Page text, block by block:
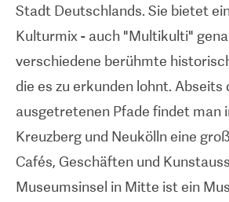
wie FUE (Follicular Unit
hat Dr. Tsounis mehr als 10.000
durchgefÃ¼hrt. My Perfect Hair
befindet sich im Herzen der
Berlin und ist leicht an die
Hauptbahnhof der Stadt
Stadt Deutschlands. Sie bietet
Kulturmix - auch "Multikulti"
verschiedene berühmte
die es zu erkunden lohnt. Abseits
ausgetretenen Pfade findet man
Kreuzberg und Neukölln eine
Cafés, Geschäften und
Museumsinsel in Mitte ist ein